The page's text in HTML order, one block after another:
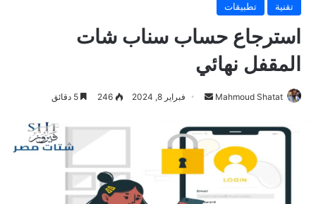
تقنية تطبيقات
استرجاع حساب سناب شات
المقفل نهائي
Mahmoud Shatat
س
ل
ي
فبراير 8, 2024 246